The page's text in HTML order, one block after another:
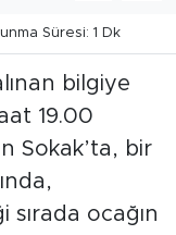
Süresi: 1 Dk
bilgiye
19.00
Sokak’ta, bir
ocağın